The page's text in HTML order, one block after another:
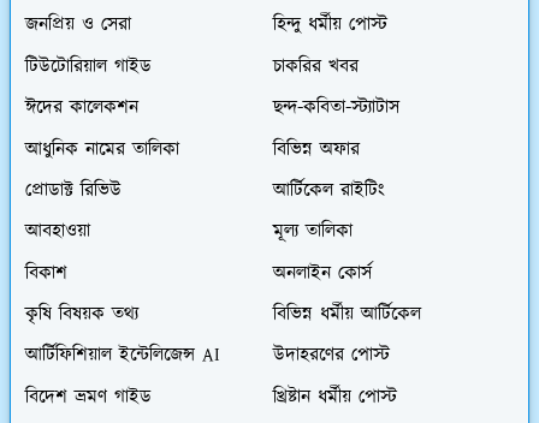
জনপ্রিয় ও সেরা
হিন্দু ধর্মীয় পোস্ট
টিউটোরিয়াল গাইড
চাকরির খবর
ঈদের কালেকশন
ছন্দ-কবিতা-স্ট্যাটাস
আধুনিক নামের তালিকা
বিভিন্ন অফার
প্রোডাক্ট রিভিউ
আর্টিকেল রাইটিং
আবহাওয়া
মূল্য তালিকা
বিকাশ
অনলাইন কোর্স
কৃষি বিষয়ক তথ্য
বিভিন্ন ধর্মীয় আর্টিকেল
আর্টিফিশিয়াল ইন্টেলিজেন্স AI
উদাহরণের পোস্ট
বিদেশ ভ্রমণ গাইড
খ্রিষ্টান ধর্মীয় পোস্ট